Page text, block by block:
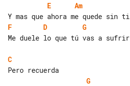
E
Am
F
D
G
Me duele lo que tú vas a sufrir
C
G